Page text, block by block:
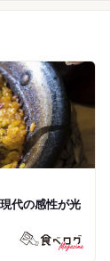
代の感性が光